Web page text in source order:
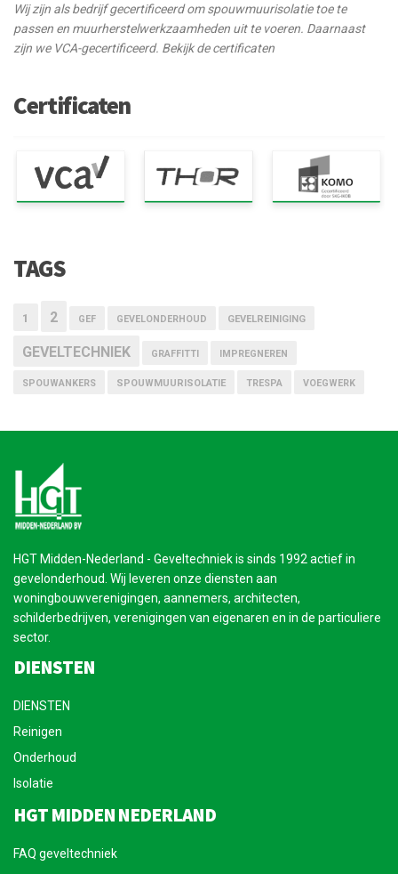
Wij zijn als bedrijf gecertificeerd om spouwmuurisolatie toe te
passen en muurherstelwerkzaamheden uit te voeren. Daarnaast
zijn we VCA-gecertificeerd. Bekijk de certificaten
Certificaten
TAGS
1 2 GEF GEVELONDERHOUD GEVELREINIGING
GEVELTECHNIEK GRAFFITTI IMPREGNEREN
SPOUWANKERS SPOUWMUURISOLATIE TRESPA VOEGWERK
HGT Midden-Nederland - Geveltechniek is sinds 1992 actief in
gevelonderhoud. Wij leveren onze diensten aan
woningbouwverenigingen, aannemers, architecten,
schilderbedrijven, verenigingen van eigenaren en in de particuliere
sector.
DIENSTEN
DIENSTEN
Reinigen
Onderhoud
Isolatie
HGT MIDDEN NEDERLAND
FAQ geveltechniek